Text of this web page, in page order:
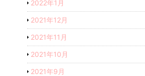
2022年1月
2021年12月
2021年11月
2021年10月
2021年9月